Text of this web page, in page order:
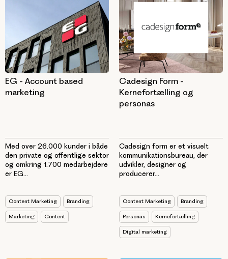
EG - Account based
marketing
Med over 26.000 kunder i både
den private og offentlige sektor
og omkring 1.700 medarbejdere
er EG...
Content Marketing Branding
Marketing Content
Cadesign Form -
Kernefortælling og
personas
Cadesign form er et visuelt
kommunikationsbureau, der
udvikler, designer og
producerer...
Content Marketing Branding
Personas Kernefortælling
Digital marketing